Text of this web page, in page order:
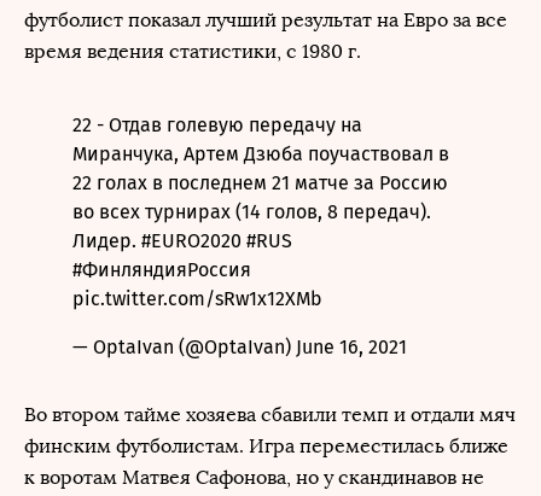
футболист показал лучший результат на Евро за все
время ведения статистики, с 1980 г.
22 - Отдав голевую передачу на
Миранчука, Артем Дзюба поучаствовал в
22 голах в последнем 21 матче за Россию
во всех турнирах (14 голов, 8 передач).
Лидер. #EURO2020 #RUS
#ФинляндияРоссия
pic.twitter.com/sRw1x12XMb
— OptaIvan (@OptaIvan) June 16, 2021
Во втором тайме хозяева сбавили темп и отдали мяч
финским футболистам. Игра переместилась ближе
к воротам Матвея Сафонова, но у скандинавов не